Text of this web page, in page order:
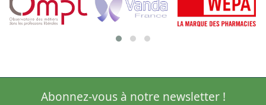
Abonnez-vous à notre newsletter !